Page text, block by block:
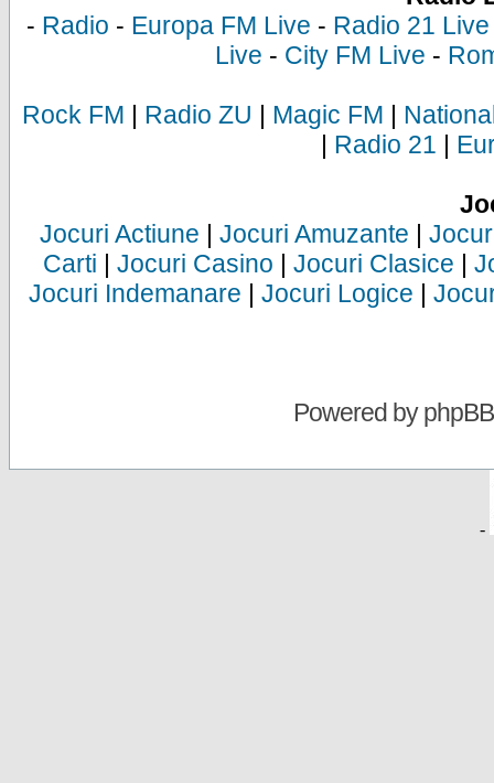
- Radio - Europa FM Live - Radio 21 Live
Live - City FM Live -
Rock FM | Radio ZU | Magic FM |
| Radio 21 |
Jocuri Actiune | Jocuri Amuzante |
Carti | Jocuri Casino | Jocuri Clasice |
Jocuri Indemanare | Jocuri Logice |
Powered byphpBB
-